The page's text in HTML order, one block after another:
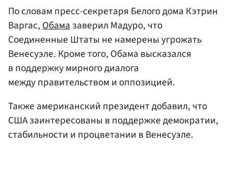
По словам пресс-секретаря Белого дома Кэтрин
Варгас,Обамазаверил Мадуро, что
Соединенные Штаты не намерены угрожать
Венесуэле. Кроме того, Обама высказался
в поддержку мирного диалога
между правительством и оппозицией.
Также американский президент добавил, что
США заинтересованы в поддержке демократии,
стабильности и процветании в Венесуэле.